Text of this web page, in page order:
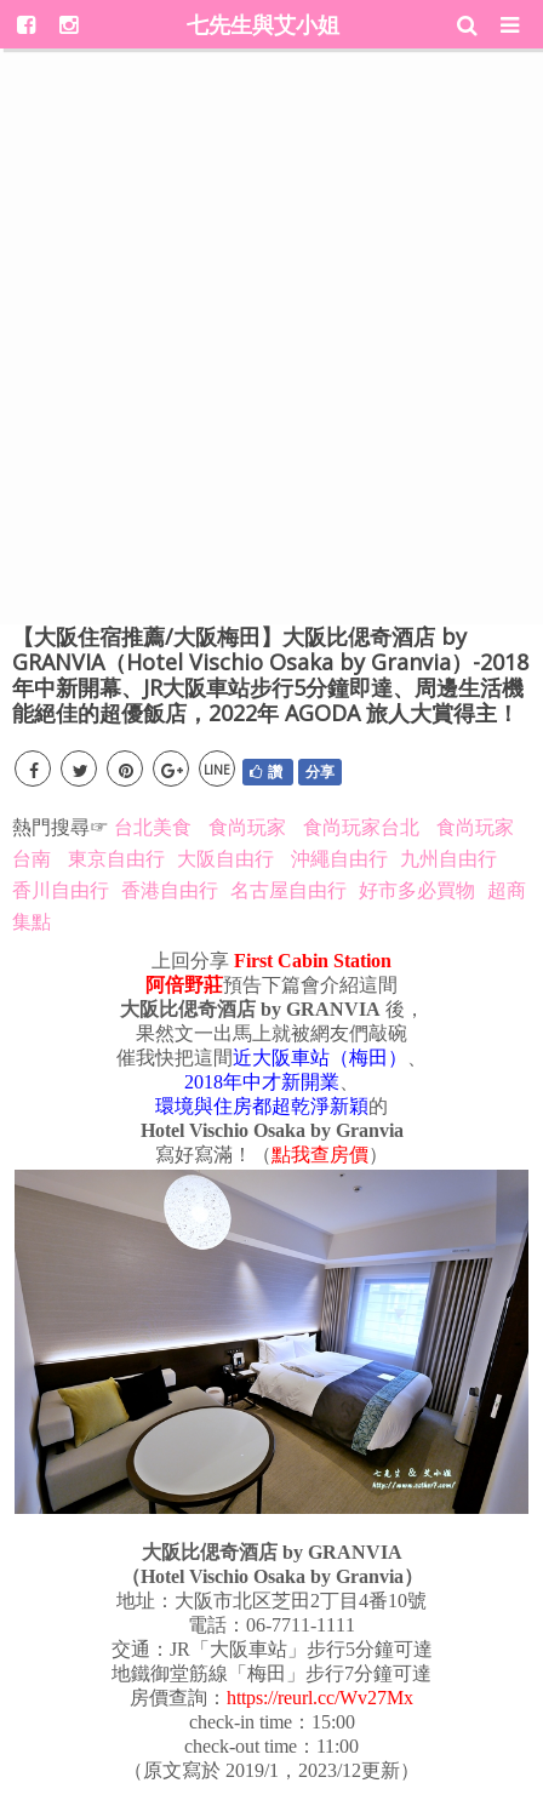
七先生與艾小姐
【大阪住宿推薦/大阪梅田】大阪比偲奇酒店 by
GRANVIA（Hotel Vischio Osaka by Granvia）-2018
年中新開幕、JR大阪車站步行5分鐘即達、周邊生活機
能絕佳的超優飯店，2022年 AGODA 旅人大賞得主！
LINE 讚 分享
熱門搜尋☞ 台北美食 食尚玩家 食尚玩家台北
食尚玩家
台南
東京自由行 大阪自由行 沖繩自由行 九州自由行
香川自由行 香港自由行 名古屋自由行 好市多必買物 超商
集點
上回分享 First Cabin Station
阿倍野莊預告下篇會介紹這間
大阪比偲奇酒店 by GRANVIA 後，
果然文一出馬上就被網友們敲碗
催我快把這間近大阪車站（梅田）
2018年中才新開業
環境與住房都超乾淨新穎的
Hotel Vischio Osaka by Granvia
寫好寫滿！（點我查房價）
大阪比偲奇酒店 by GRANVIA
（Hotel Vischio Osaka by Granvia）
地址：大阪市北区芝田2丁目4番10號
電話：06-7711-1111
交通：JR「大阪車站」步行5分鐘可達
地鐵御堂筋線「梅田」步行7分鐘可達
房價查詢： https://reurl.cc/Wv27Mx
check-in time：15:00
check-out time：11:00
（原文寫於 2019/1，2023/12更新）